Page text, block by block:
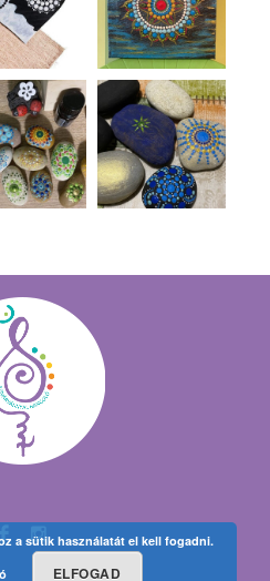
a sütik használatát el kell fogadni.
ELFOGAD